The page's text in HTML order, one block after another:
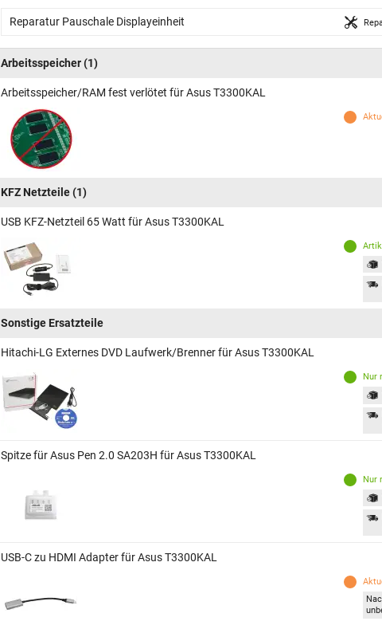
Reparatur Pauschale Displayeinheit
Arbeitsspeicher(1)
Arbeitsspeicher/RAM fest verlötet für Asus T3300KAL
KFZ Netzteile(1)
USB KFZ-Netzteil 65 Watt für Asus T3300KAL
Sonstige Ersatzteile
Hitachi-LG Externes DVD Laufwerk/Brenner für Asus T3300KAL
Nur
Spitze für Asus Pen 2.0 SA203H für Asus T3300KAL
Nur
USB-C zu HDMI Adapter für Asus T3300KAL